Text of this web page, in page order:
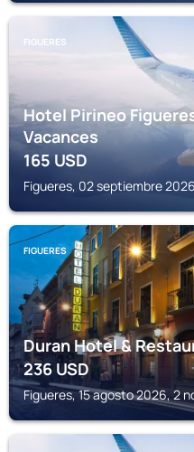
FIGUERES
Hotel Pirineo
Vacances
165USD
Figueres, 02 septiembre
FIGUERES
Duran Hotel &
236 USD
Figueres, 15 agosto 2026, 2